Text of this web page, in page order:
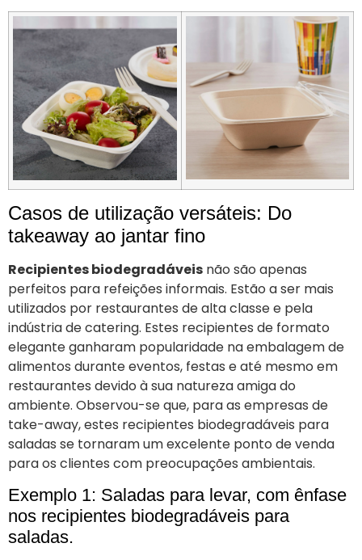
Casos de utilização versáteis: Do
takeaway ao jantar fino
Recipientes biodegradáveis não são apenas
perfeitos para refeições informais. Estão a ser mais
utilizados por restaurantes de alta classe e pela
indústria de catering. Estes recipientes de formato
elegante ganharam popularidade na embalagem de
alimentos durante eventos, festas e até mesmo em
restaurantes devido à sua natureza amiga do
ambiente. Observou-se que, para as empresas de
take-away, estes recipientes biodegradáveis para
saladas se tornaram um excelente ponto de venda
para os clientes com preocupações ambientais.
Exemplo 1: Saladas para levar, com ênfase
nos recipientes biodegradáveis para
saladas.